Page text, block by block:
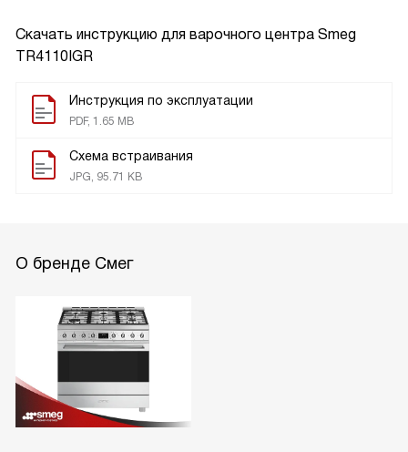
Скачать инструкцию для варочного центра Smeg
TR4110IGR
Инструкция по эксплуатации
PDF, 1.65 MB
Схема встраивания
JPG, 95.71 KB
О бренде Смег